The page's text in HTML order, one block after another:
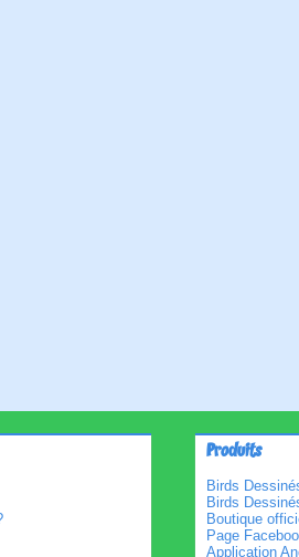
Produits
Birds
Birds
Boutique
Page
Application